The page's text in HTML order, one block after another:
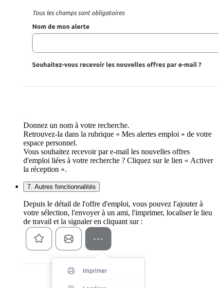
Donnez un nom à votre recherche.
Retrouvez-la dans la rubrique « Mes alertes emploi » de votre
espace personnel.
Vous souhaitez recevoir par e-mail les nouvelles offres
d'emploi liées à votre recherche ? Cliquez sur le lien « Activer
la réception ».
7. Autres fonctionnalités
Depuis le détail de l'offre d'emploi, vous pouvez l'ajouter à
votre sélection, l'envoyer à un ami, l'imprimer, localiser le lieu
de travail et la signaler en cliquant sur :